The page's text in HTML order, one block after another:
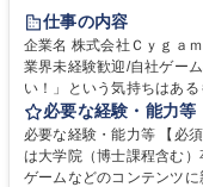
住宅手当あり
交通費支給
土日祝休み
食事補助あり
仕事の内容
企業名 株式会社Ｃｙｇａｍｅｓ 求人名 【第二新卒オープンポ
業界未経験歓迎/自社ゲーム/WEB面接 仕事の内容
い！」という気持ちはあ
しているか悩んでいる方が対象となります
アナリストなど）、技術
ど）、デザイン職（デザ
ご希望と適正にマッチした
必要な経験・能力等
必要な経験・能力等 【必
は大学院（博士課程含む
ゲームなどのコンテンツに親